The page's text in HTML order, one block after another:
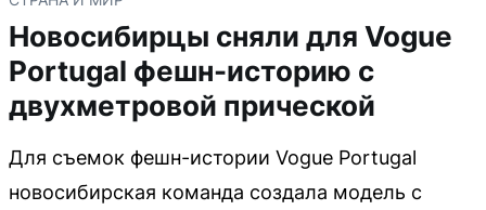
Новосибирцы сняли для Vogue
Portugal фешн-историю с
двухметровой прической
Для съемок фешн-истории Vogue Portugal
новосибирская команда создала модель с